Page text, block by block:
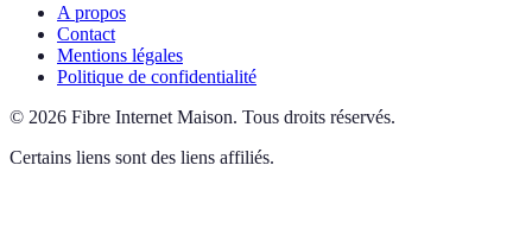
A propos
Contact
Mentions légales
Politique de confidentialité
© 2026 Fibre Internet Maison. Tous droits réservés.
Certains liens sont des liens affiliés.